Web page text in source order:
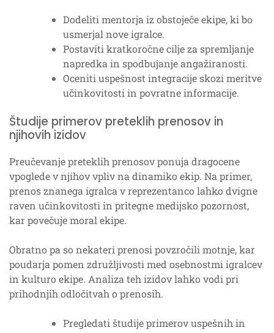
Dodeliti mentorja iz obstoječe ekipe, ki bo
usmerjal nove igralce.
Postaviti kratkoročne cilje za spremljanje
napredka in spodbujanje angažiranosti.
Oceniti uspešnost integracije skozi meritve
učinkovitosti in povratne informacije.
Študije primerov preteklih prenosov in
njihovih izidov
Preučevanje preteklih prenosov ponuja dragocene
vpoglede v njihov vpliv na dinamiko ekip. Na primer,
prenos znanega igralca v reprezentanco lahko dvigne
raven učinkovitosti in pritegne medijsko pozornost,
kar povečuje moral ekipe.
Obratno pa so nekateri prenosi povzročili motnje, kar
poudarja pomen združljivosti med osebnostmi igralcev
in kulturo ekipe. Analiza teh izidov lahko vodi pri
prihodnjih odločitvah o prenosih.
Pregledati študije primerov uspešnih in